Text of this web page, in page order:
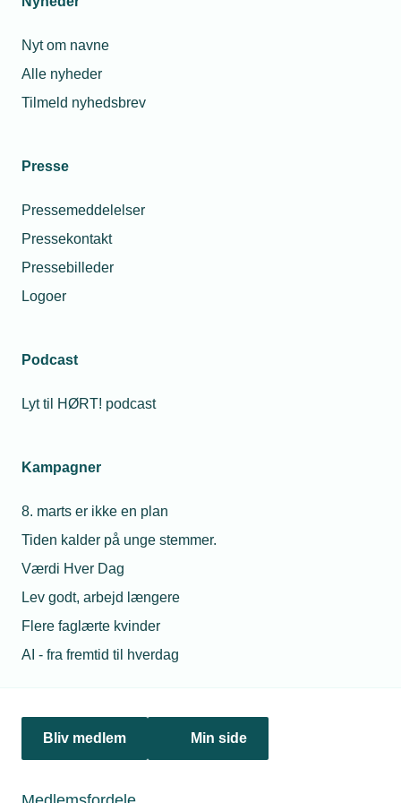
Nyt om navne
Alle nyheder
Tilmeld nyhedsbrev
Presse
Pressemeddelelser
Pressekontakt
Pressebilleder
Logoer
Podcast
Lyt til HØRT! podcast
Kampagner
8. marts er ikke en plan
Tiden kalder på unge stemmer.
Værdi Hver Dag
Lev godt, arbejd længere
Flere faglærte kvinder
AI - fra fremtid til hverdag
Bliv medlem Min side
Politik & analyse
jura@tekniq.dk
tekniq@tekniq.dk